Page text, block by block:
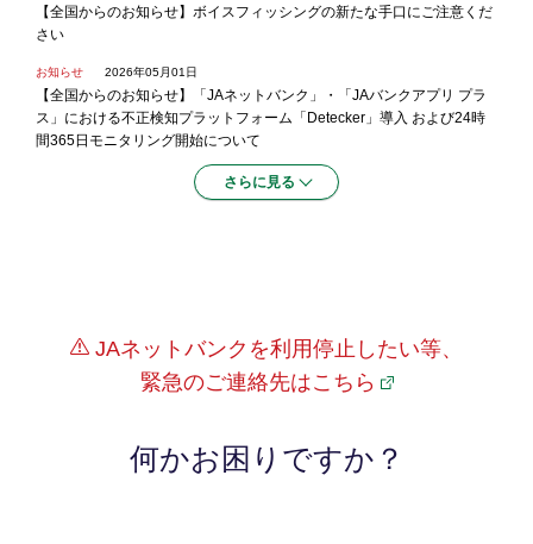
【全国からのお知らせ】ボイスフィッシングの新たな手口にご注意くだ
さい
お知らせ 2026年05月01日
【全国からのお知らせ】「JAネットバンク」・「JAバンクアプリ プラ
ス」における不正検知プラットフォーム「Detecker」導入 および24時
間365日モニタリング開始について
さらに見る
JAネットバンクを利用停止したい等、
緊急のご連絡先はこちら
何かお困りですか？